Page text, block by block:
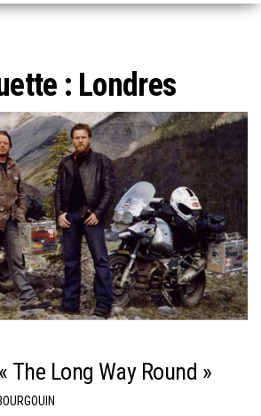
: Londres
The Long Way Round »